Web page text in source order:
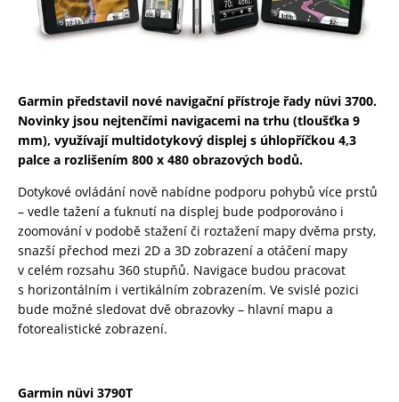
Garmin představil nové navigační přístroje řady nüvi 3700.
Novinky jsou nejtenčími navigacemi na trhu (tloušťka 9
mm), využívají multidotykový displej s úhlopříčkou 4,3
palce a rozlišením 800 x 480 obrazových bodů.
Dotykové ovládání nově nabídne podporu pohybů více prstů
– vedle tažení a ťuknutí na displej bude podporováno i
zoomování v podobě stažení či roztažení mapy dvěma prsty,
snazší přechod mezi 2D a 3D zobrazení a otáčení mapy
v celém rozsahu 360 stupňů. Navigace budou pracovat
s horizontálním i vertikálním zobrazením. Ve svislé pozici
bude možné sledovat dvě obrazovky – hlavní mapu a
fotorealistické zobrazení.
Garmin nüvi 3790T